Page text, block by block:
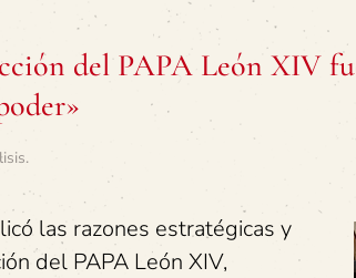
del PAPA León XIV
.
las razones estratégicas y
del PAPA León XIV,